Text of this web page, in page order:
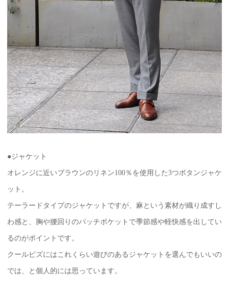
●ジャケット
オレンジに近いブラウンのリネン100％を使用した3つボタンジャケ
ット。
テーラードタイプのジャケットですが、麻という素材が織り成すし
わ感と、胸や腰回りのパッチポケットで季節感や軽快感を出してい
るのがポイントです。
クールビズにはこれくらい遊びのあるジャケットを選んでもいいの
では、と個人的には思っています。